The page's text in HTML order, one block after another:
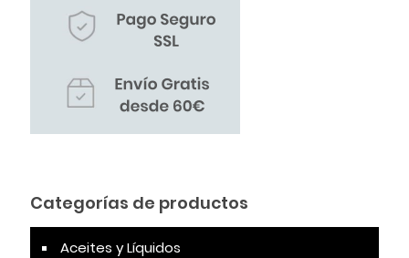
Categorías de productos
Aceites y Líquidos